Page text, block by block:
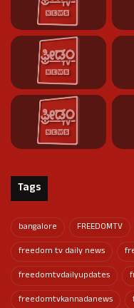
Tags
bangalore FREEDOMTV
freedom tv daily news
freedomtvdailyupdates
freedomtvkannadanews